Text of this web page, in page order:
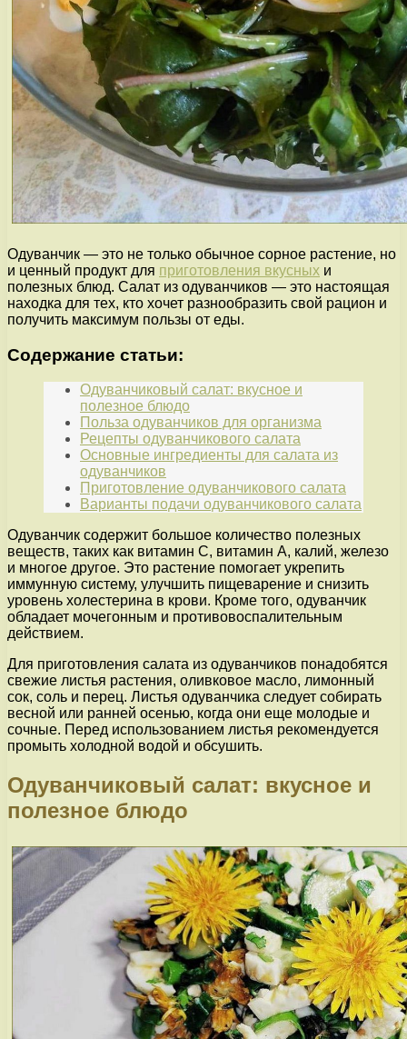
Одуванчик — это не только обычное сорное растение, но
и ценный продукт для приготовления вкусных и
полезных блюд. Салат из одуванчиков — это настоящая
находка для тех, кто хочет разнообразить свой рацион и
получить максимум пользы от еды.
Содержание статьи:
Одуванчиковый салат: вкусное и
полезное блюдо
Польза одуванчиков для организма
Рецепты одуванчикового салата
Основные ингредиенты для салата из
одуванчиков
Приготовление одуванчикового салата
Варианты подачи одуванчикового салата
Одуванчик содержит большое количество полезных
веществ, таких как витамин С, витамин А, калий, железо
и многое другое. Это растение помогает укрепить
иммунную систему, улучшить пищеварение и снизить
уровень холестерина в крови. Кроме того, одуванчик
обладает мочегонным и противовоспалительным
действием.
Для приготовления салата из одуванчиков понадобятся
свежие листья растения, оливковое масло, лимонный
сок, соль и перец. Листья одуванчика следует собирать
весной или ранней осенью, когда они еще молодые и
сочные. Перед использованием листья рекомендуется
промыть холодной водой и обсушить.
Одуванчиковый салат: вкусное и
полезное блюдо